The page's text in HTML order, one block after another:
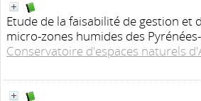
Etude de la faisabilité de gestion et
micro-zones humides des
Conservatoire d'espaces naturels